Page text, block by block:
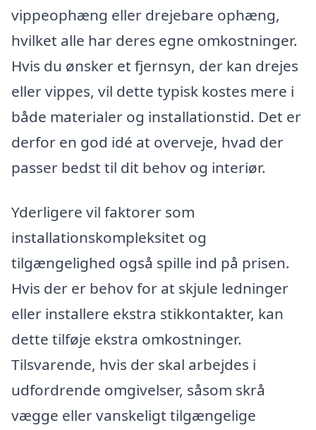
vippeophæng eller drejebare ophæng,
hvilket alle har deres egne omkostninger.
Hvis du ønsker et fjernsyn, der kan drejes
eller vippes, vil dette typisk kostes mere i
både materialer og installationstid. Det er
derfor en god idé at overveje, hvad der
passer bedst til dit behov og interiør.
Yderligere vil faktorer som
installationskompleksitet og
tilgængelighed også spille ind på prisen.
Hvis der er behov for at skjule ledninger
eller installere ekstra stikkontakter, kan
dette tilføje ekstra omkostninger.
Tilsvarende, hvis der skal arbejdes i
udfordrende omgivelser, såsom skrå
vægge eller vanskeligt tilgængelige